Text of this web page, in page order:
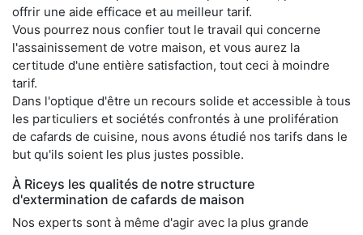
offrir une aide efficace et au meilleur tarif.
Vous pourrez nous confier tout le travail qui concerne
l'assainissement de votre maison, et vous aurez la
certitude d'une entière satisfaction, tout ceci à moindre
tarif.
Dans l'optique d'être un recours solide et accessible à tous
les particuliers et sociétés confrontés à une prolifération
de cafards de cuisine, nous avons étudié nos tarifs dans le
but qu'ils soient les plus justes possible.
À Riceys les qualités de notre structure
d'extermination de cafards de maison
Nos experts sont à même d'agir avec la plus grande